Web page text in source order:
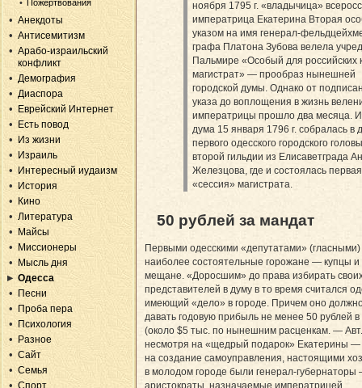
Пожертвования
Анекдоты
Антисемитизм
Арабо-израильский
конфликт
Демография
Диаспора
Еврейский Интернет
Есть повод
Из жизни
Израиль
Интересный иудаизм
История
Кино
Литература
Майсы
Миссионеры
Мысль дня
Одесса
Песни
Проба пера
Психология
Разное
Сайт
Семья
Спорт
ноября 1795 г. «владычица»
императрица Екатерина Вторая
указом на имя генерал-
графа Платона Зубова велела
Пальмире «Особый для российских
магистрат» — прообраз нынешней
городской думы. Однако от
указа до воплощения в жизнь
императрицы прошло два месяца.
дума 15 января 1796 г. собралась в
первого одесского городского
второй гильдии из Елисаветграда
Железцова, где и состоялась первая
«сессия» магистрата.
50 рублей за мандат
Первыми одесскими «депутатами» (гласными)
наиболее состоятельные горожане — купцы и
мещане. «Доросшим» до права избирать
представителей в думу в то время считался
имеющий «дело» в городе. Причем оно
давать годовую прибыль не менее 50 рублей в
(около $5 тыс. по нынешним расценкам. —
несмотря на «щедрый подарок» Екатерины —
на создание самоуправления, настоящими
в молодом городе были генерал-губернаторы
аристократы, назначаемые императрицей.